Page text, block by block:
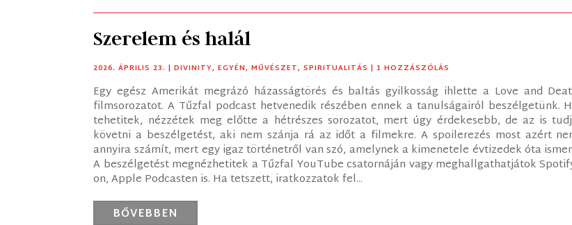
Szerelem és halál
2026. ÁPRILIS 23. |DIVINITY,EGYÉN,MŰVÉSZET,SPIRITUALITÁS | 1 HOZZÁSZÓLÁS
Egy egész Amerikát megrázó házasságtörés és baltás gyilkosság ihlette a Love and
filmsorozatot. A Tűzfal podcast hetvenedik részében ennek a tanulságairól beszélgetünk.
tehetitek, nézzétek meg előtte a hétrészes sorozatot, mert úgy érdekesebb, de az is
követni a beszélgetést, aki nem szánja rá az időt a filmekre. A spoilerezés most azért
annyira számít, mert egy igaz történetről van szó, amelynek a kimenetele évtizedek óta
A beszélgetést megnézhetitek a Tűzfal YouTube csatornáján vagy meghallgathatjátok
on, Apple Podcasten is. Ha tetszett, iratkozzatok fel...
BŐVEBBEN